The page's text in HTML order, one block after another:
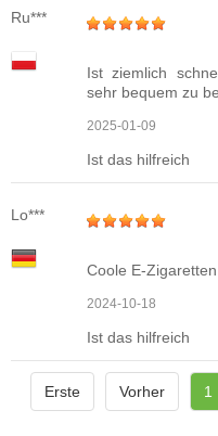
Ru***
Ist ziemlich
sehr bequem zu
2025-01-09
Ist das hilfreich
Lo***
Coole E-Zigaretten
2024-10-18
Ist das hilfreich
Erste Vorher 1